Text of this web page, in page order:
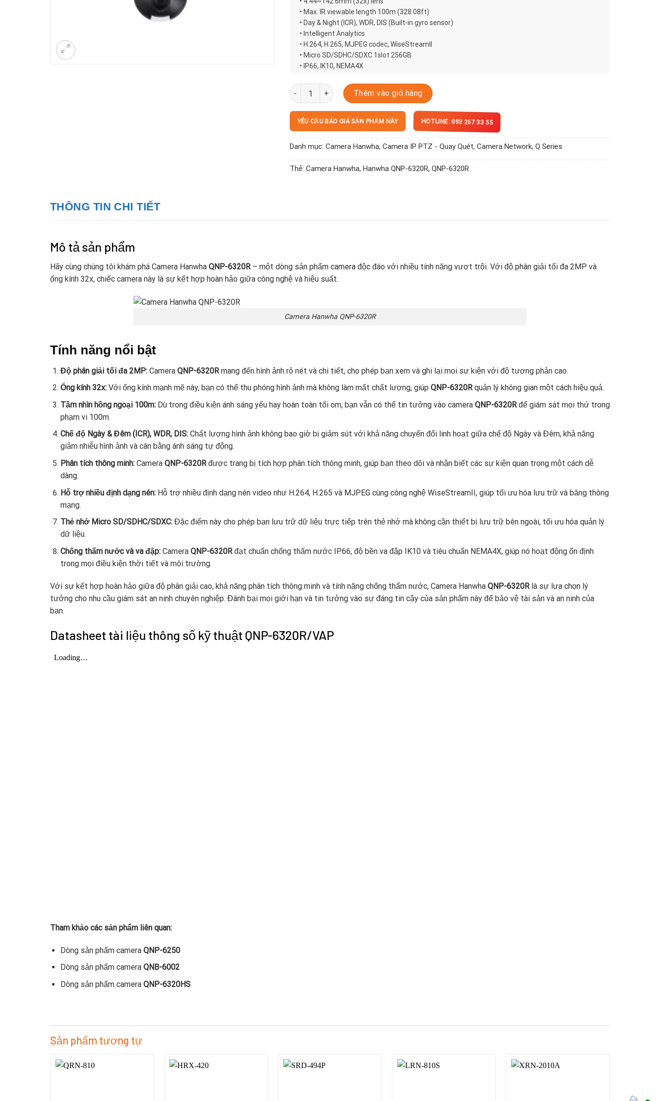
• Max. IR viewable length 100m (328.08ft)
• Day & Night (ICR), WDR, DIS (Built-in gyro sensor)
• Intelligent Analytics
• H.264, H.265, MJPEG codec, WiseStreamII
• Micro SD/SDHC/SDXC 1slot 256GB
• IP66, IK10, NEMA4X
QNP-6320R số lượngThêm vào giỏ hàng
YÊU CẦU BÁO GIÁ SẢN PHẨM NÀY HOTLINE: 093 267 33 55
Danh mục: Camera Hanwha, Camera IP PTZ - Quay Quét, Camera Network, Q Series
Thẻ: Camera Hanwha, Hanwha QNP-6320R, QNP-6320R
THÔNG TIN CHI TIẾT
Mô tả sản phẩm
Hãy cùng chúng tôi khám phá Camera Hanwha QNP-6320R– một dòng sản phẩm camera độc đáo với nhiều tính năng vượt trội. Với độ phân giải tối đa 2MP và
ống kính 32x, chiếc camera này là sự kết hợp hoàn hảo giữa công nghệ và hiệu suất.
Camera Hanwha QNP-6320R
Tính năng nổi bật
Độ phân giải tối đa 2MP:Camera QNP-6320Rmang đến hình ảnh rõ nét và chi tiết, cho phép bạn xem và ghi lại mọi sự kiện với độ tương phản cao.
Ống kính 32x:Với ống kính mạnh mẽ này, bạn có thể thu phóng hình ảnh mà không làm mất chất lượng, giúp QNP-6320Rquản lý không gian một cách hiệu quả.
Tầm nhìn hồng ngoại 100m:Dù trong điều kiện ánh sáng yếu hay hoàn toàn tối om, bạn vẫn có thể tin tưởng vào camera QNP-6320Rđể giám sát mọi thứ trong
phạm vi 100m.
Chế độ Ngày & Đêm (ICR), WDR, DIS:Chất lượng hình ảnh không bao giờ bị giảm sút với khả năng chuyển đổi linh hoạt giữa chế độ Ngày và Đêm, khả năng
giảm nhiễu hình ảnh và cân bằng ánh sáng tự động.
Phân tích thông minh:Camera QNP-6320Rđược trang bị tích hợp phân tích thông minh, giúp bạn theo dõi và nhận biết các sự kiện quan trọng một cách dễ
dàng.
Hỗ trợ nhiều định dạng nén:Hỗ trợ nhiều định dạng nén video như H.264, H.265 và MJPEG cùng công nghệ WiseStreamII, giúp tối ưu hóa lưu trữ và băng thông
mạng.
Thẻ nhớ Micro SD/SDHC/SDXC:Đặc điểm này cho phép bạn lưu trữ dữ liệu trực tiếp trên thẻ nhớ mà không cần thiết bị lưu trữ bên ngoài, tối ưu hóa quản lý
dữ liệu.
Chống thấm nước và va đập:Camera QNP-6320Rđạt chuẩn chống thấm nước IP66, độ bền va đập IK10 và tiêu chuẩn NEMA4X, giúp nó hoạt động ổn định
trong mọi điều kiện thời tiết và môi trường.
Với sự kết hợp hoàn hảo giữa độ phân giải cao, khả năng phân tích thông minh và tính năng chống thấm nước, Camera Hanwha QNP-6320R là sự lựa chọn lý
tưởng cho nhu cầu giám sát an ninh chuyên nghiệp. Đánh bại mọi giới hạn và tin tưởng vào sự đáng tin cậy của sản phẩm này để bảo vệ tài sản và an ninh của
bạn.
Datasheet tài liệu thông số kỹ thuật QNP-6320R/VAP
Tham khảo các sản phẩm liên quan:
Dòng sản phẩm camera QNP-6250
Dòng sản phẩm camera QNB-6002
Dòng sản phẩm camera QNP-6320HS
Sản phẩm tương tự